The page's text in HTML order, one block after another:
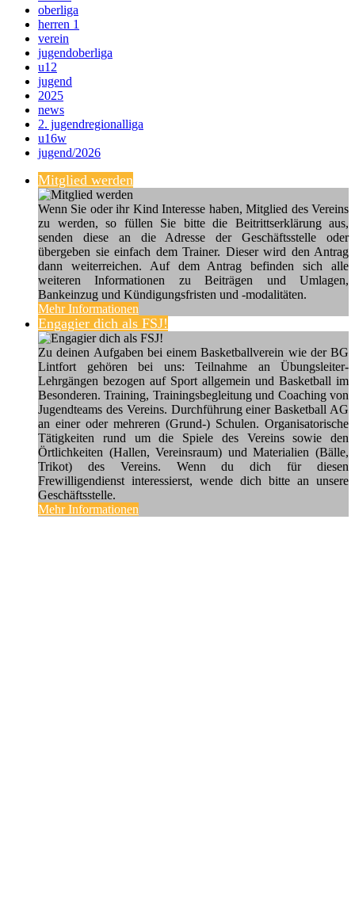
oberliga
herren 1
verein
jugendoberliga
u12
jugend
2025
news
2. jugendregionalliga
u16w
jugend/2026
Mitglied werden
Wenn Sie oder ihr Kind Interesse haben, Mitglied des Vereins
zu werden, so füllen Sie bitte die Beitrittserklärung aus,
senden diese an die Adresse der Geschäftsstelle oder
übergeben sie einfach dem Trainer. Dieser wird den Antrag
dann weiterreichen. Auf dem Antrag befinden sich alle
weiteren Informationen zu Beiträgen und Umlagen,
Bankeinzug und Kündigungsfristen und -modalitäten.
Mehr Informationen
Engagier dich als FSJ!
Zu deinen Aufgaben bei einem Basketballverein wie der BG
Lintfort gehören bei uns: Teilnahme an Übungsleiter-
Lehrgängen bezogen auf Sport allgemein und Basketball im
Besonderen. Training, Trainingsbegleitung und Coaching von
Jugendteams des Vereins. Durchführung einer Basketball AG
an einer oder mehreren (Grund-) Schulen. Organisatorische
Tätigkeiten rund um die Spiele des Vereins sowie den
Örtlichkeiten (Hallen, Vereinsraum) und Materialien (Bälle,
Trikot) des Vereins. Wenn du dich für diesen
Frewilligendienst interessierst, wende dich bitte an unsere
Geschäftsstelle.
Mehr Informationen